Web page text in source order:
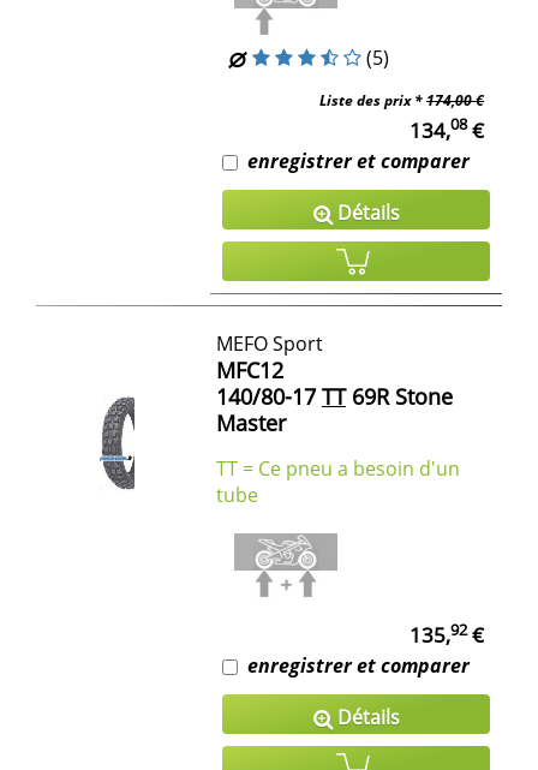
(5)
Liste des prix *174,00 €
134,08€
enregistrer et comparer
Détails
MEFO Sport
MFC12
140/80-17 TT69R Stone
Master
TT = Ce pneu a besoin d'un
tube
135,92€
enregistrer et comparer
Détails